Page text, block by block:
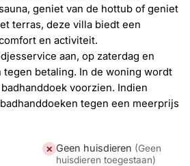
geniet van de hottub of geniet
terras, deze villa biedt een
en activiteit.
aan, op zaterdag en
tegen betaling. In de woning wordt
voorzien. Indien
tegen een meerprijs
✕ Geen huisdieren (Geen
huisdieren toegestaan)